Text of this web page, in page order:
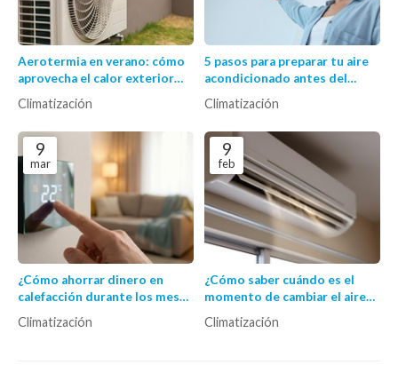
Aerotermia en verano: cómo
aprovecha el calor exterior
para refrigerar
eficientemente
Climatización
5 pasos para preparar tu aire
acondicionado antes del
verano
Climatización
9
mar
¿Cómo ahorrar dinero en
calefacción durante los meses
fríos?
Climatización
9
feb
¿Cómo saber cuándo es el
momento de cambiar el aire
acondicionado por uno
nuevo?
Climatización